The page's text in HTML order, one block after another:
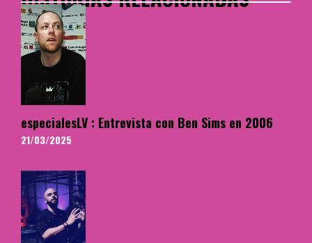
especialesLV : Entrevista con Ben Sims en 2006
21/03/2025